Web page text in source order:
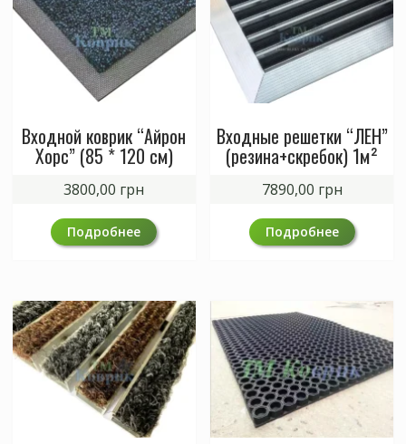
Входной коврик “Айрон
Хорс” (85 * 120 см)
3800,00 грн
Подробнее
Входные решетки “ЛЕН”
(резина+скребок) 1м²
7890,00 грн
Подробнее